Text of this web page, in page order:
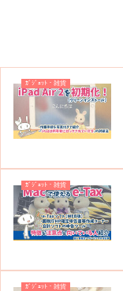
ｶﾞｼﾞｪｯﾄ・雑貨
ｶﾞｼﾞｪｯﾄ・雑貨
ｶﾞｼﾞｪｯﾄ・雑貨